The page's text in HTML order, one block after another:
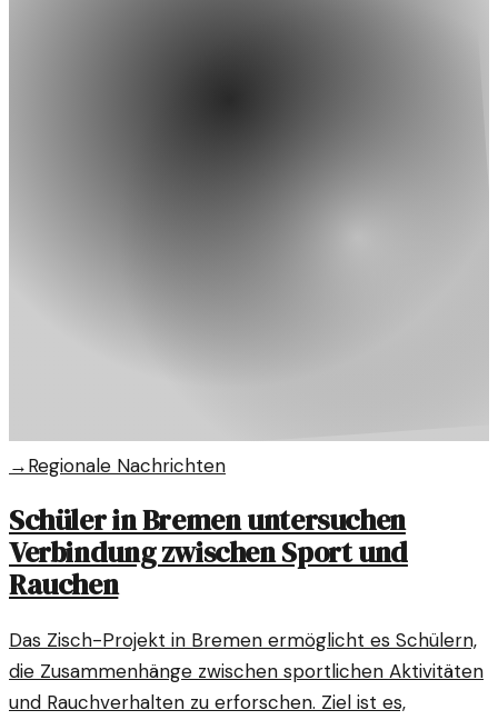
→Regionale Nachrichten
Schüler in Bremen untersuchen
Verbindung zwischen Sport und
Rauchen
Das Zisch-Projekt in Bremen ermöglicht es Schülern,
die Zusammenhänge zwischen sportlichen Aktivitäten
und Rauchverhalten zu erforschen. Ziel ist es,